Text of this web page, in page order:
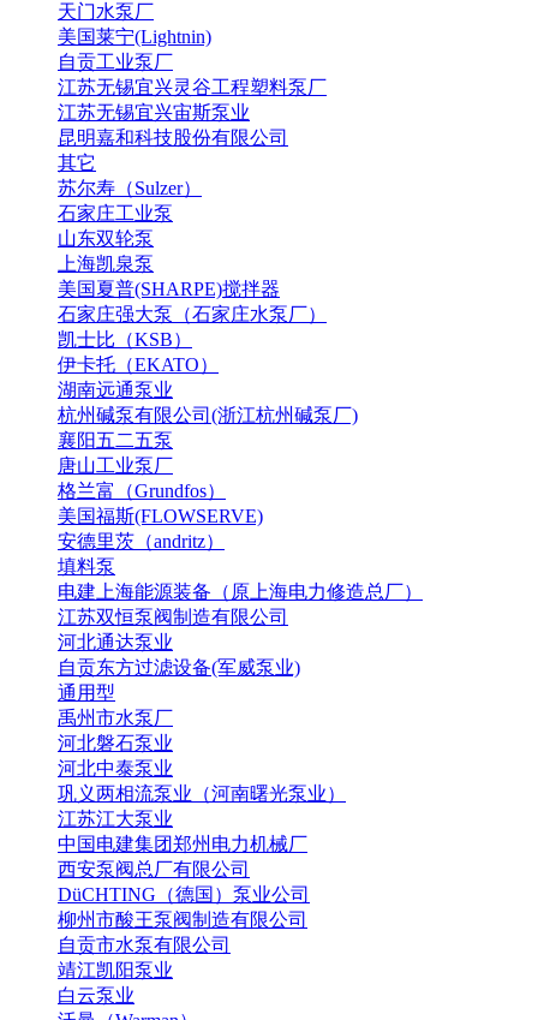
天门水泵厂
美国莱宁(Lightnin)
自贡工业泵厂
江苏无锡宜兴灵谷工程塑料泵厂
江苏无锡宜兴宙斯泵业
昆明嘉和科技股份有限公司
其它
苏尔寿（Sulzer）
石家庄工业泵
山东双轮泵
上海凯泉泵
美国夏普(SHARPE)搅拌器
石家庄强大泵（石家庄水泵厂）
凯士比（KSB）
伊卡托（EKATO）
湖南远通泵业
杭州碱泵有限公司(浙江杭州碱泵厂)
襄阳五二五泵
唐山工业泵厂
格兰富（Grundfos）
美国福斯(FLOWSERVE)
安德里茨（andritz）
填料泵
电建上海能源装备（原上海电力修造总厂）
江苏双恒泵阀制造有限公司
河北通达泵业
自贡东方过滤设备(军威泵业)
通用型
禹州市水泵厂
河北磐石泵业
河北中泰泵业
巩义两相流泵业（河南曙光泵业）
江苏江大泵业
中国电建集团郑州电力机械厂
西安泵阀总厂有限公司
DüCHTING（德国）泵业公司
柳州市酸王泵阀制造有限公司
自贡市水泵有限公司
靖江凯阳泵业
白云泵业